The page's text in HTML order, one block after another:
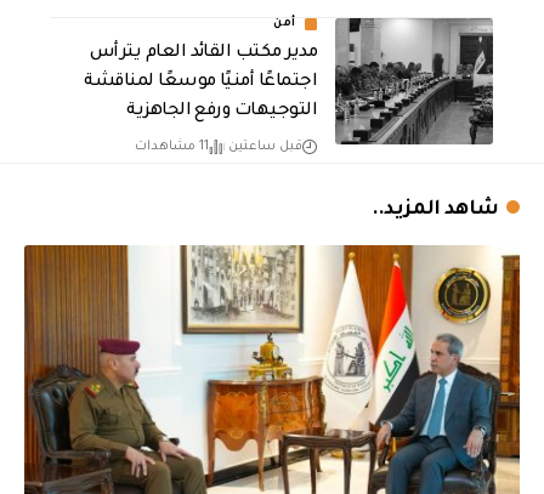
أمن
مدير مكتب القائد العام يترأس
اجتماعًا أمنيًا موسعًا لمناقشة
التوجيهات ورفع الجاهزية
قبل ساعتين 11 مشاهدات
شاهد المزيد..